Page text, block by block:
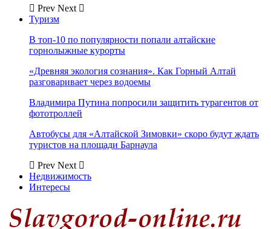
Prev Next
Туризм
В топ-10 по популярности попали алтайские
горнолыжные курорты
«Древняя экология сознания». Как Горный Алтай
разговаривает через водоемы
Владимира Путина попросили защитить турагентов от
фототроллей
Автобусы для «Алтайской Зимовки» скоро будут ждать
туристов на площади Барнаула
Prev Next
Недвижимость
Интересы